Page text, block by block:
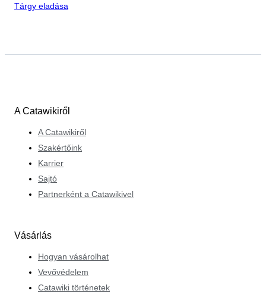
Tárgy eladása
A Catawikiről
A Catawikiről
Szakértőink
Karrier
Sajtó
Partnerként a Catawikivel
Vásárlás
Hogyan vásárolhat
Vevővédelem
Catawiki történetek